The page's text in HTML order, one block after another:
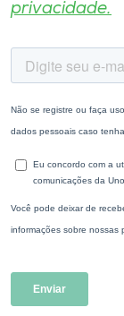
privacidade.